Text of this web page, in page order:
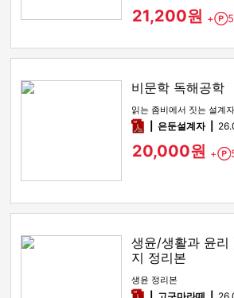
21,200원 +
비문학 독해공학
읽는 좀비에서 짓는 설계
pdf은둔설계자
20,000원 +
생윤/생활과 윤리
지 정리본
생윤 정리본
pdf